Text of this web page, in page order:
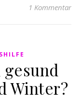
1 Kommentar
Winter?